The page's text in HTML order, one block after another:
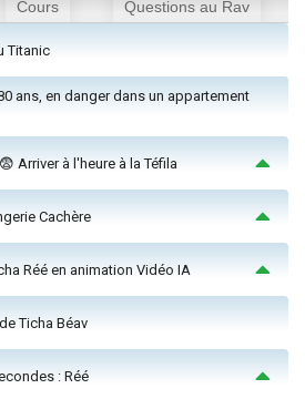
Cours Questions au Rav
Titanic
ans, en danger dans un appartement
Arriver à l'heure à la Téfila
Cachère
Réé en animation Vidéo IA
Ticha Béav
: Réé